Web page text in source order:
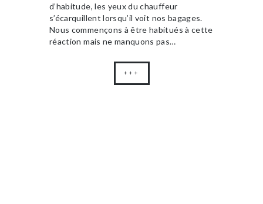
d’habitude, les yeux du chauffeur
s’écarquillent lorsqu’il voit nos bagages.
Nous commençons à être habitués à cette
réaction mais ne manquons pas…
+++